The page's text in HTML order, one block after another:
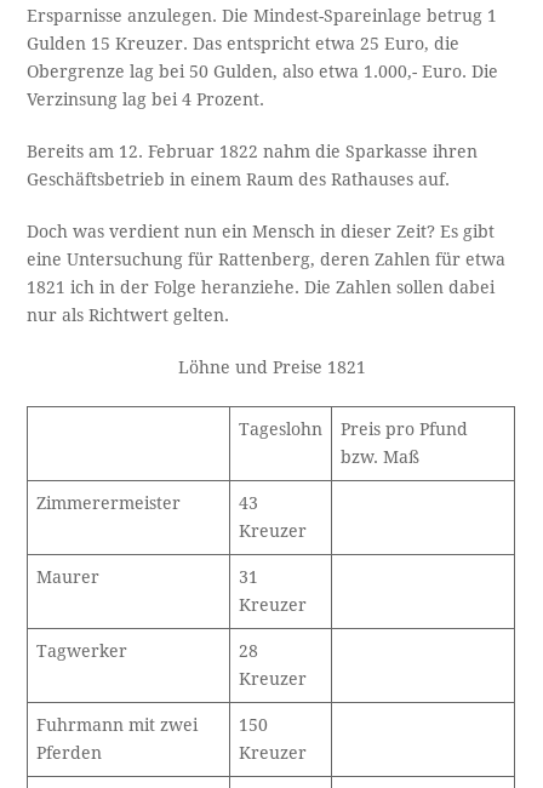
Ersparnisse anzulegen. Die Mindest-Spareinlage betrug 1
Gulden 15 Kreuzer. Das entspricht etwa 25 Euro, die
Obergrenze lag bei 50 Gulden, also etwa 1.000,- Euro. Die
Verzinsung lag bei 4 Prozent.
Bereits am 12. Februar 1822 nahm die Sparkasse ihren
Geschäftsbetrieb in einem Raum des Rathauses auf.
Doch was verdient nun ein Mensch in dieser Zeit? Es gibt
eine Untersuchung für Rattenberg, deren Zahlen für etwa
1821 ich in der Folge heranziehe. Die Zahlen sollen dabei
nur als Richtwert gelten.
Löhne und Preise 1821
Tageslohn
Preis pro Pfund
bzw. Maß
Zimmerermeister
43
Kreuzer
Maurer
31
Kreuzer
Tagwerker
28
Kreuzer
Fuhrmann mit zwei
Pferden
150
Kreuzer